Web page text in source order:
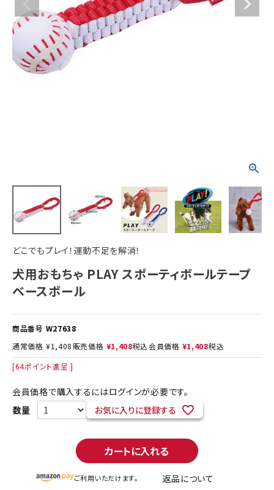
ACCOUNT MENU
ようこそ ゲスト 様
ログイン
どこでもプレイ！運動不足を解消！
犬用おもちゃ PLAY スポーティボールテープ
ベースボール
商品番号 W27638
通常価格 ¥1,408 販売価格 ¥1,408税込会員価格 ¥1,408税込
[64ポイント進呈 ]
会員価格で購入するにはログインが必要です。
お気に入りに登録する
カートに入れる
ご利用いただけます。 返品について